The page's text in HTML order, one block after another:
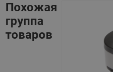
Похожая
группа
товаров